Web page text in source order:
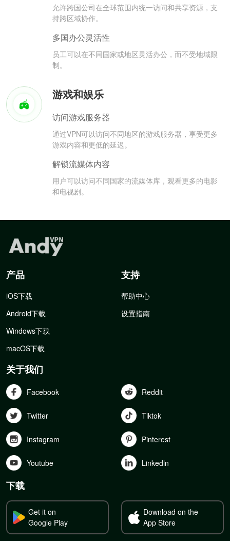
允许跨国公司在全球范围内统一访问和共享资源，支
持跨区域协作。
多国办公灵活性
员工可以在不同国家或地区灵活办公，而不受地域限
制。
游戏和娱乐
访问游戏服务器
通过VPN可以访问不同地区的游戏服务器，享受更多
游戏内容和更低的延迟。
解锁流媒体内容
用户可以访问不同国家的流媒体库，观看更多的电影
和电视剧。
产品
iOS下载
Android下载
Windows下载
macOS下载
支持
帮助中心
设置指南
关于我们
Facebook Reddit
Twitter Tiktok
Instagram Pinterest
Youtube Linkedln
下载
Get it on
Google Play
Download on the
App Store